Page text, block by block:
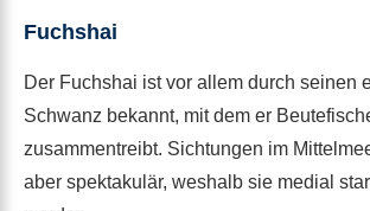
Fuchshai
Der Fuchshai ist vor allem durch seinen
Schwanz bekannt, mit dem er
zusammentreibt. Sichtungen im
aber spektakulär, weshalb sie medial